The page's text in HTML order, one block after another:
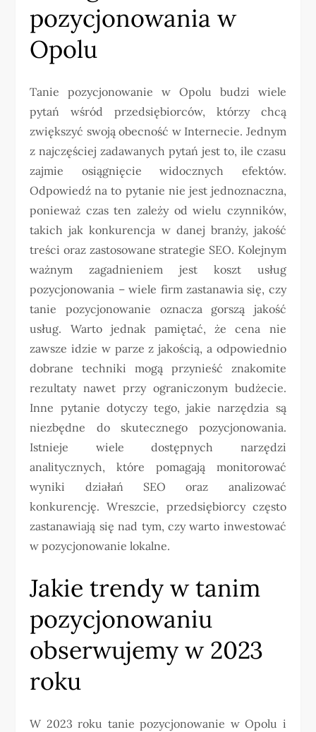
pozycjonowania w
Opolu
Tanie pozycjonowanie w Opolu budzi wiele
pytań wśród przedsiębiorców, którzy chcą
zwiększyć swoją obecność w Internecie. Jednym
z najczęściej zadawanych pytań jest to, ile czasu
zajmie osiągnięcie widocznych efektów.
Odpowiedź na to pytanie nie jest jednoznaczna,
ponieważ czas ten zależy od wielu czynników,
takich jak konkurencja w danej branży, jakość
treści oraz zastosowane strategie SEO. Kolejnym
ważnym zagadnieniem jest koszt usług
pozycjonowania – wiele firm zastanawia się, czy
tanie pozycjonowanie oznacza gorszą jakość
usług. Warto jednak pamiętać, że cena nie
zawsze idzie w parze z jakością, a odpowiednio
dobrane techniki mogą przynieść znakomite
rezultaty nawet przy ograniczonym budżecie.
Inne pytanie dotyczy tego, jakie narzędzia są
niezbędne do skutecznego pozycjonowania.
Istnieje wiele dostępnych narzędzi
analitycznych, które pomagają monitorować
wyniki działań SEO oraz analizować
konkurencję. Wreszcie, przedsiębiorcy często
zastanawiają się nad tym, czy warto inwestować
w pozycjonowanie lokalne.
Jakie trendy w tanim
pozycjonowaniu
obserwujemy w 2023
roku
W 2023 roku tanie pozycjonowanie w Opolu i